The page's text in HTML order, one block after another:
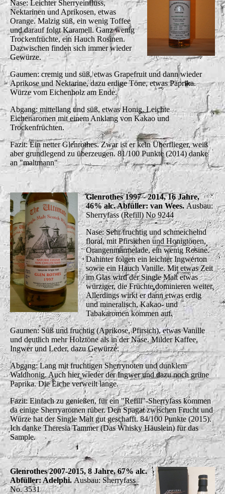
Nase: Leichter Sherryeinfluss,
Nektarinen und Aprikosen, etwas
Orange. Malzig süß, ein wenig Toffee
und darauf folgt Karamell. Ganz wenig
Trockenfrüchte, ein Hauch Rosinen.
Dazwischen finden sich immer wieder
Gewürze.
Gaumen: cremig und süß, etwas Grapefruit und dann wieder
Aprikose und Nektarine, dazu erdige Töne, etwas Paprika.
Würze vom Eichenholz am Ende.
Abgang: mittellang und süß, etwas Honig. Leichte
Eichenaromen mit einem Anklang von Kakao und
Trockenfrüchten.
Fazit: Ein netter Glenrothes. Zwar ist er kein Überflieger, weiß
aber grundlegend zu überzeugen. 81/100 Punkte (2014) danke
an "maltmann"
Glenrothes 1997 - 2014, 16 Jahre,
46% alc. Abfüller: van Wees.Ausbau:
Sherryfass (Refill) No 9244
Nase: Sehr fruchtig und schmeichelnd
floral, mit Pfirsichen und Honigtönen,
Orangenmarmelade, ein wenig Rosine.
Dahinter folgen ein leichter Ingwerton
sowie ein Hauch Vanille. Mit etwas Zeit
im Glas wird der Single Malt etwas
würziger, die Früchte dominieren weiter.
Allerdings wirkt er dann etwas erdig
und mineralisch, Kakao- und
Tabakaromen kommen auf.
Gaumen: Süß und fruchtig (Aprikose, Pfirsich), etwas Vanille
und deutlich mehr Holztöne als in der Nase. Milder Kaffee,
Ingwer und Leder, dazu Gewürze.
Abgang: Lang mit fruchtigen Sherrynoten und dunklem
Waldhonig. Auch hier wieder der Ingwer und dazu noch grüne
Paprika. Die Eiche verweilt lange.
Fazit: Einfach zu genießen, für ein "Refill"-Sherryfass kommen
da einige Sherryaromen rüber. Den Spagat zwischen Frucht und
Würze hat der Single Malt gut geschafft.84/100 Punkte (2015).
Ich danke Theresia Tammer (Das Whisky Häuslein) für das
Sample.
Glenrothes 2007-2015, 8 Jahre, 67% alc.
Abfüller: Adelphi.Ausbau: Sherryfass
No. 3531